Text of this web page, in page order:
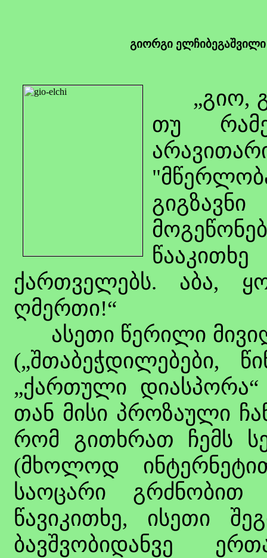
გიორგი
„გიო,
თუ
ქართველებს. აბა,
ღმერთი!“
ასეთი წერილი
(„შთაბეჭდილებები,
„ქართული
თან მისი პროზაული
რომ გითხრათ ჩემს
(მხოლოდ
საოცარი გრძნობით
წავიკითხე, ისეთი
ბავშვობიდანვე